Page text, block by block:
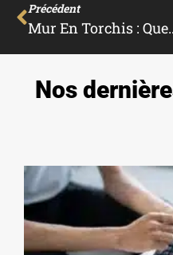
Précédent
Mur En Torchis :
Nos